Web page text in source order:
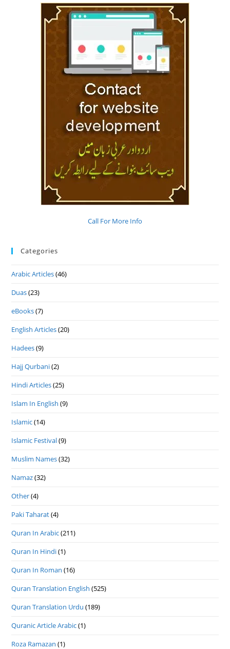
Call For More Info
Categories
Arabic Articles(46)
Duas(23)
eBooks(7)
English Articles(20)
Hadees(9)
Hajj Qurbani(2)
Hindi Articles(25)
Islam In English (9)
Islamic(14)
Islamic Festival(9)
Muslim Names(32)
Namaz(32)
Other(4)
Paki Taharat(4)
Quran In Arabic(211)
Quran In Hindi(1)
Quran In Roman (16)
Quran Translation English (525)
Quran Translation Urdu (189)
Quranic Article Arabic(1)
Roza Ramazan (1)